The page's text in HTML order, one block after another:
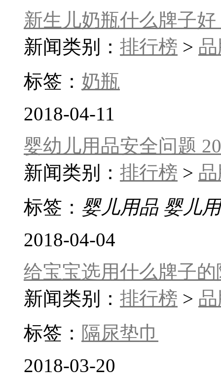
新生儿奶瓶什么牌子
新闻类别： 排行榜 >
标签： 奶瓶
2018-04-11
婴幼儿用品安全问题
新闻类别： 排行榜 >
标签： 婴儿用品 婴儿
2018-04-04
给宝宝选用什么牌子
新闻类别： 排行榜 >
标签： 隔尿垫巾
2018-03-20